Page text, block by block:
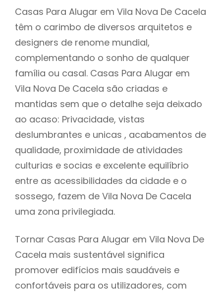
Casas Para Alugar em Vila Nova De Cacela
têm o carimbo de diversos arquitetos e
designers de renome mundial,
complementando o sonho de qualquer
família ou casal. Casas Para Alugar em
Vila Nova De Cacela são criadas e
mantidas sem que o detalhe seja deixado
ao acaso: Privacidade, vistas
deslumbrantes e unicas , acabamentos de
qualidade, proximidade de atividades
culturias e socias e excelente equilíbrio
entre as acessibilidades da cidade e o
sossego, fazem de Vila Nova De Cacela
uma zona privilegiada.
Tornar Casas Para Alugar em Vila Nova De
Cacela mais sustentável significa
promover edifícios mais saudáveis e
confortáveis para os utilizadores, com